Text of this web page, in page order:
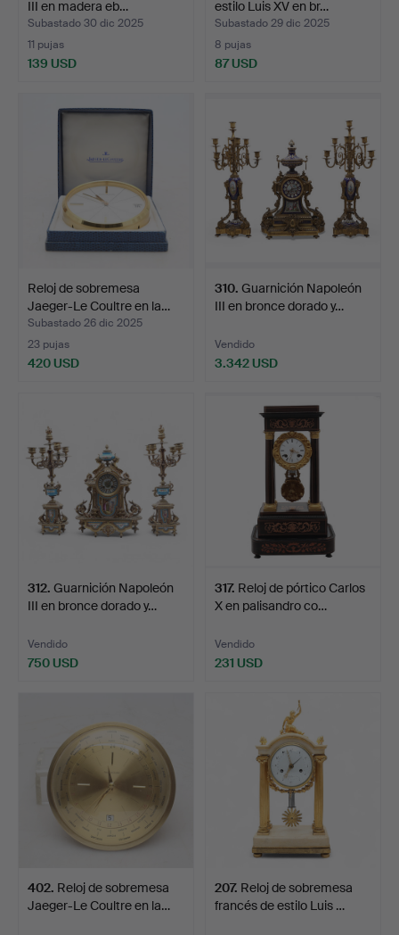
III en madera eb…
Subastado 30 dic 2025
11 pujas
139 USD
estilo Luis XV en br…
Subastado 29 dic 2025
8 pujas
87 USD
Reloj de sobremesa
Jaeger-Le Coultre en la…
Subastado 26 dic 2025
23 pujas
420 USD
310. Guarnición Napoleón
III en bronce dorado y…
Vendido
3.342 USD
312. Guarnición Napoleón
III en bronce dorado y…
Vendido
750 USD
317. Reloj de pórtico Carlos
X en palisandro co…
Vendido
231 USD
402. Reloj de sobremesa
Jaeger-Le Coultre en la…
207. Reloj de sobremesa
francés de estilo Luis …